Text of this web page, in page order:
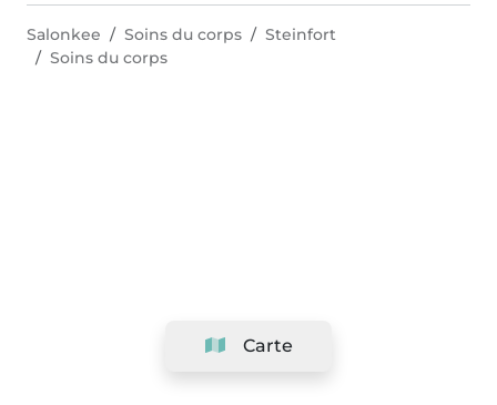
Carte
Salonkee Soins du corps
Steinfort
Soins du corps